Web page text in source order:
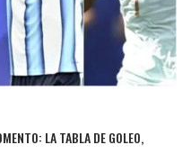
LA TABLA DE GOLEO,